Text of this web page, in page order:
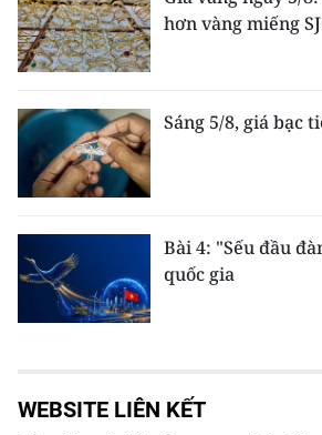
hơn vàng miếng
Sáng 5/8, giá bạc
Bài 4: "Sếu đầu
quốc gia
WEBSITE LIÊN KẾT